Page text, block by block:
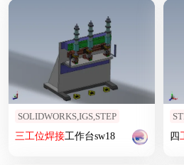
SOLIDWORKS,IGS,STEP
三工位焊接工作台sw18 四